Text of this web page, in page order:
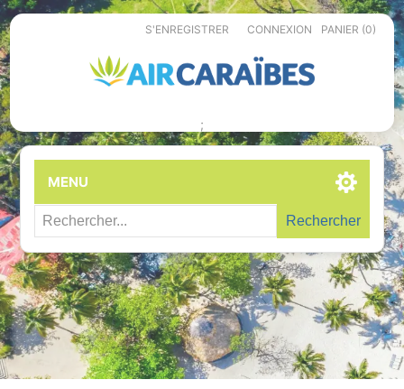
S'ENREGISTRER CONNEXION PANIER (0)
;
MENU
Rechercher